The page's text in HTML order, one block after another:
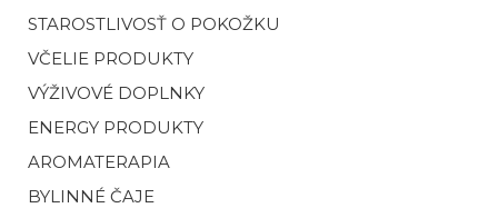
STAROSTLIVOSŤ O POKOŽKU
VČELIE PRODUKTY
VÝŽIVOVÉ DOPLNKY
ENERGY PRODUKTY
AROMATERAPIA
BYLINNÉ ČAJE